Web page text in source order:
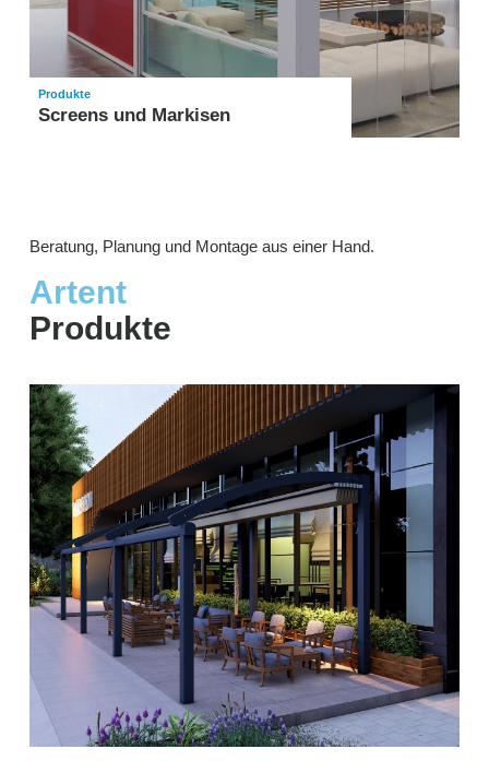
Produkte
Screens und Markisen
Beratung, Planung und Montage aus einer Hand.
Artent
Produkte